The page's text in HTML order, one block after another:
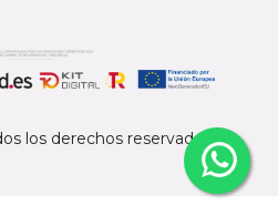
los derechos reservados